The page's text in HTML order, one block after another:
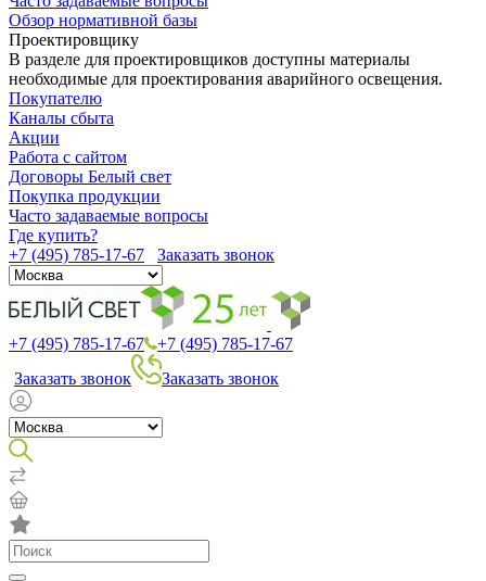
Обзор нормативной базы
Проектировщику
В разделе для проектировщиков доступны материалы
необходимые для проектирования аварийного освещения.
Покупателю
Каналы сбыта
Акции
Работа с сайтом
Договоры Белый свет
Покупка продукции
Часто задаваемые вопросы
Где купить?
+7 (495) 785-17-67
Заказать звонок
+7 (495) 785-17-67
+7 (495) 785-17-67
Заказать звонок
Заказать звонок